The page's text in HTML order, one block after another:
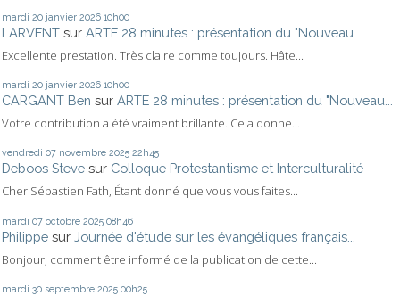
mardi 20 janvier 2026 10h00
LARVENT sur ARTE 28 minutes : présentation du "Nouveau...
Excellente prestation. Très claire comme toujours. Hâte...
mardi 20 janvier 2026 10h00
CARGANT Ben sur ARTE 28 minutes : présentation du "Nouveau...
Votre contribution a été vraiment brillante. Cela donne...
vendredi 07 novembre 2025 22h45
Deboos Steve sur Colloque Protestantisme et Interculturalité
Cher Sébastien Fath, Étant donné que vous vous faites...
mardi 07 octobre 2025 08h46
Philippe sur Journée d'étude sur les évangéliques français...
Bonjour, comment être informé de la publication de cette...
mardi 30 septembre 2025 00h25